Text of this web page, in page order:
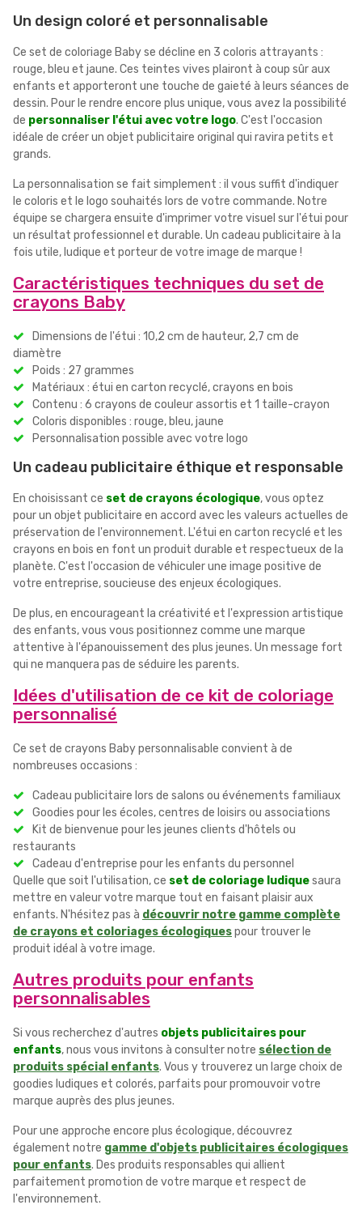
Un design coloré et personnalisable
Ce set de coloriage Baby se décline en 3 coloris attrayants :
rouge, bleu et jaune. Ces teintes vives plairont à coup sûr aux
enfants et apporteront une touche de gaieté à leurs séances de
dessin. Pour le rendre encore plus unique, vous avez la possibilité
de personnaliser l'étui avec votre logo. C'est l'occasion
idéale de créer un objet publicitaire original qui ravira petits et
grands.
La personnalisation se fait simplement : il vous suffit d'indiquer
le coloris et le logo souhaités lors de votre commande. Notre
équipe se chargera ensuite d'imprimer votre visuel sur l'étui pour
un résultat professionnel et durable. Un cadeau publicitaire à la
fois utile, ludique et porteur de votre image de marque !
Caractéristiques techniques du set de
crayons Baby
Dimensions de l'étui : 10,2 cm de hauteur, 2,7 cm de
diamètre
Poids : 27 grammes
Matériaux : étui en carton recyclé, crayons en bois
Contenu : 6 crayons de couleur assortis et 1 taille-crayon
Coloris disponibles : rouge, bleu, jaune
Personnalisation possible avec votre logo
Un cadeau publicitaire éthique et responsable
En choisissant ce set de crayons écologique, vous optez
pour un objet publicitaire en accord avec les valeurs actuelles de
préservation de l'environnement. L'étui en carton recyclé et les
crayons en bois en font un produit durable et respectueux de la
planète. C'est l'occasion de véhiculer une image positive de
votre entreprise, soucieuse des enjeux écologiques.
De plus, en encourageant la créativité et l'expression artistique
des enfants, vous vous positionnez comme une marque
attentive à l'épanouissement des plus jeunes. Un message fort
qui ne manquera pas de séduire les parents.
Idées d'utilisation de ce kit de coloriage
personnalisé
Ce set de crayons Baby personnalisable convient à de
nombreuses occasions :
Cadeau publicitaire lors de salons ou événements familiaux
Goodies pour les écoles, centres de loisirs ou associations
Kit de bienvenue pour les jeunes clients d'hôtels ou
restaurants
Cadeau d'entreprise pour les enfants du personnel
Quelle que soit l'utilisation, ce set de coloriage ludiquesaura
mettre en valeur votre marque tout en faisant plaisir aux
enfants. N'hésitez pas à découvrir notre gamme complète
de crayons et coloriages écologiquespour trouver le
produit idéal à votre image.
Autres produits pour enfants
personnalisables
Si vous recherchez d'autres objets publicitaires pour
enfants, nous vous invitons à consulter notre sélection de
produits spécial enfants. Vous y trouverez un large choix de
goodies ludiques et colorés, parfaits pour promouvoir votre
marque auprès des plus jeunes.
Pour une approche encore plus écologique, découvrez
également notre gamme d'objets publicitaires écologiques
pour enfants. Des produits responsables qui allient
parfaitement promotion de votre marque et respect de
l'environnement.